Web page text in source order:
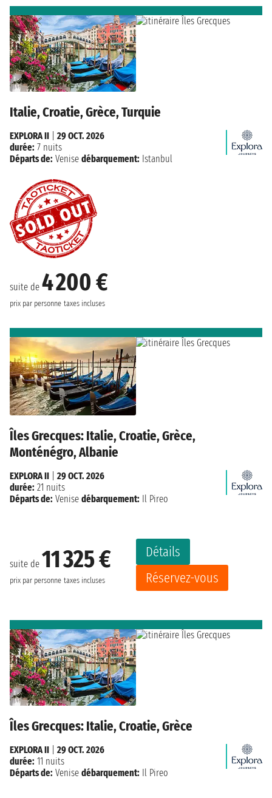
Italie, Croatie, Grèce, Turquie
suite de 4 200 €
prix par personne taxes incluses
EXPLORA II
29 OCT. 2026
durée: 7 nuits
Départs de: Venise débarquement: Istanbul
Îles Grecques: Italie, Croatie, Grèce,
Monténégro, Albanie
suite de 11 325 €
prix par personne taxes incluses
Détails
Réservez-vous
EXPLORA II
29 OCT. 2026
durée: 21 nuits
Départs de: Venise débarquement: Il Pireo
Îles Grecques: Italie, Croatie, Grèce
EXPLORA II
29 OCT. 2026
durée: 11 nuits
Départs de: Venise débarquement: Il Pireo